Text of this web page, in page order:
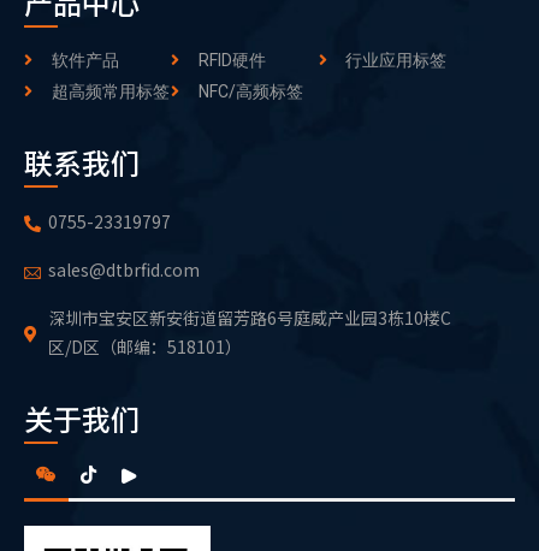
软件产品 RFID硬件
行业应用标签
超高频常用标签
NFC/高频标签
联系我们
0755-23319797
sales@dtbrfid.com
深圳市宝安区新安街道留芳路6号庭威产业园3栋10楼C
区/D区（邮编：518101）
关于我们